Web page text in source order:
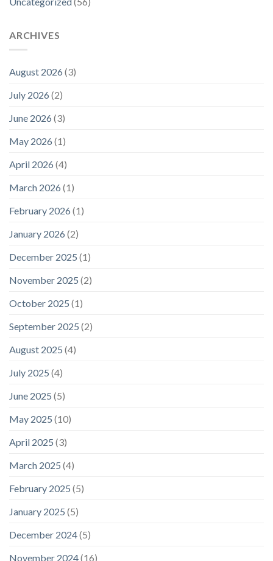
ARCHIVES
August 2026 (3)
July 2026 (2)
June 2026 (3)
May 2026 (1)
April 2026 (4)
March 2026 (1)
February 2026 (1)
January 2026 (2)
December 2025 (1)
November 2025 (2)
October 2025 (1)
September 2025 (2)
August 2025 (4)
July 2025 (4)
June 2025 (5)
May 2025 (10)
April 2025 (3)
March 2025 (4)
February 2025 (5)
January 2025 (5)
December 2024(5)
November 2024(16)